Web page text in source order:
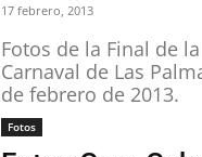
17 febrero, 2013
Fotos de la Final de
Carnaval de Las
de febrero de 2013.
Fotos